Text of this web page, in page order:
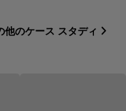
他のケース スタディ